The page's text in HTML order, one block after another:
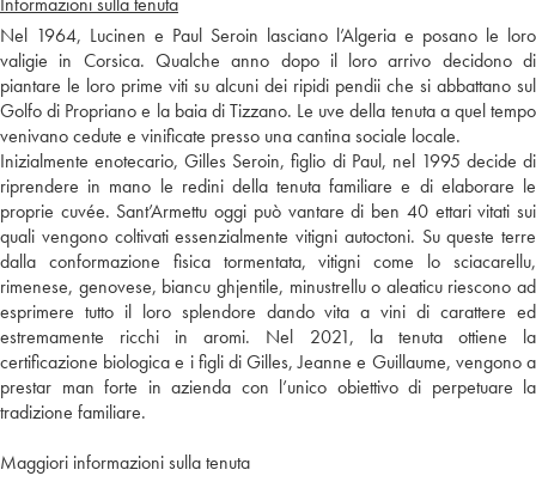
Nel 1964, Lucinen e Paul Seroin lasciano l’Algeria e posano le loro
valigie in Corsica. Qualche anno dopo il loro arrivo decidono di
piantare le loro prime viti su alcuni dei ripidi pendii che si abbattano sul
Golfo di Propriano e la baia di Tizzano. Le uve della tenuta a quel tempo
venivano cedute e vinificate presso una cantina sociale locale.
Inizialmente enotecario, Gilles Seroin, figlio di Paul, nel 1995 decide di
riprendere in mano le redini della tenuta familiare e di elaborare le
proprie cuvée. Sant’Armettu oggi può vantare di ben 40 ettari vitati sui
quali vengono coltivati essenzialmente vitigni autoctoni. Su queste terre
dalla conformazione fisica tormentata, vitigni come lo sciacarellu,
rimenese, genovese, biancu ghjentile, minustrellu o aleaticu riescono ad
esprimere tutto il loro splendore dando vita a vini di carattere ed
estremamente ricchi in aromi. Nel 2021, la tenuta ottiene la
certificazione biologica e i figli di Gilles, Jeanne e Guillaume, vengono a
prestar man forte in azienda con l’unico obiettivo di perpetuare la
tradizione familiare.
Maggiori informazioni sulla tenuta